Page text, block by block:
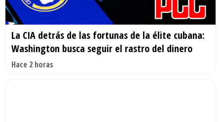
La CIA detrás de las fortunas de la élite cubana:
Washington busca seguir el rastro del dinero
Hace 2 horas